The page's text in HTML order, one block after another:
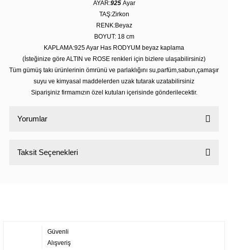
AYAR:925 Ayar
TAŞ:Zirkon
RENK:Beyaz
BOYUT: 18 cm
KAPLAMA:925 Ayar Has RODYUM beyaz kaplama
(İsteğinize göre ALTIN ve ROSE renkleri için bizlere ulaşabilirsiniz)
Tüm gümüş takı ürünlerinin ömrünü ve parlaklığını su,parfüm,sabun,çamaşır
suyu ve kimyasal maddelerden uzak tutarak uzatabilirsiniz
Siparişiniz firmamızın özel kutuları içerisinde gönderilecektir.
Yorumlar
Taksit Seçenekleri
Güvenli
Alışveriş